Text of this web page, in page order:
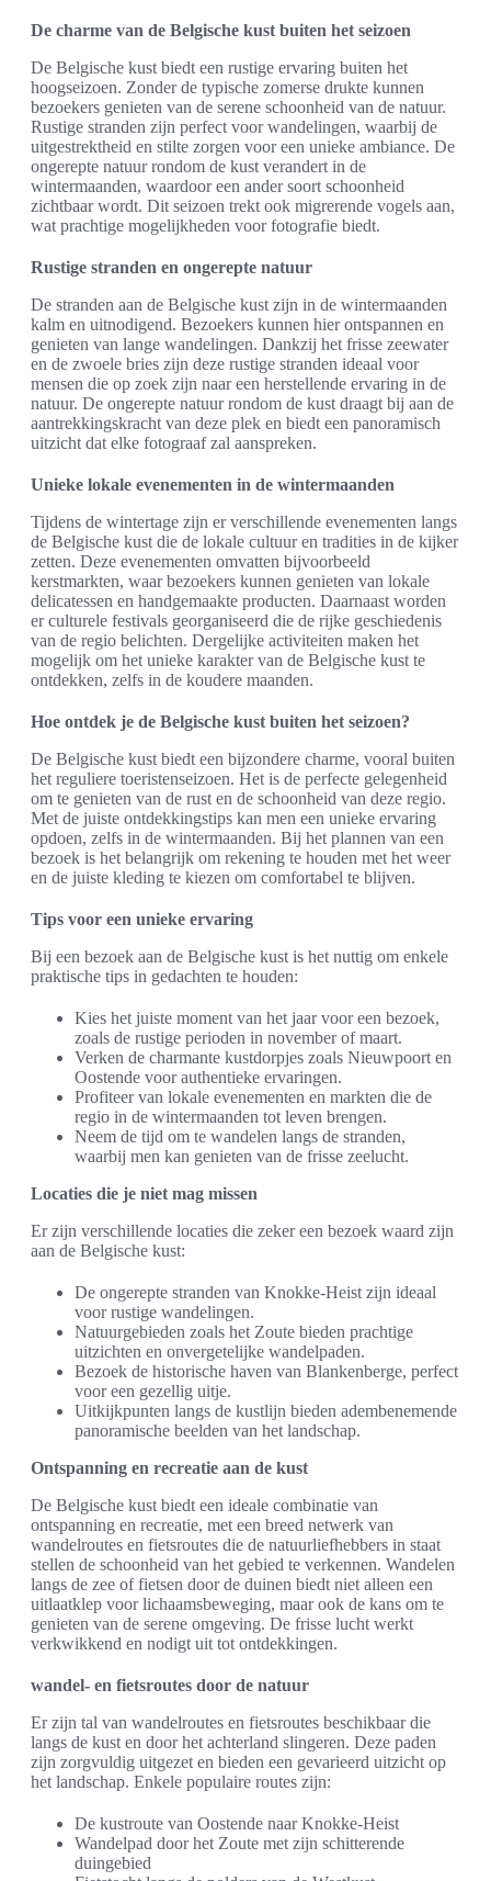
De charme van de Belgische kust buiten het seizoen
De Belgische kust biedt een rustige ervaring buiten het
hoogseizoen. Zonder de typische zomerse drukte kunnen
bezoekers genieten van de serene schoonheid van de natuur.
Rustige stranden zijn perfect voor wandelingen, waarbij de
uitgestrektheid en stilte zorgen voor een unieke ambiance. De
ongerepte natuur rondom de kust verandert in de
wintermaanden, waardoor een ander soort schoonheid
zichtbaar wordt. Dit seizoen trekt ook migrerende vogels aan,
wat prachtige mogelijkheden voor fotografie biedt.
Rustige stranden en ongerepte natuur
De stranden aan de Belgische kust zijn in de wintermaanden
kalm en uitnodigend. Bezoekers kunnen hier ontspannen en
genieten van lange wandelingen. Dankzij het frisse zeewater
en de zwoele bries zijn deze rustige stranden ideaal voor
mensen die op zoek zijn naar een herstellende ervaring in de
natuur. De ongerepte natuur rondom de kust draagt bij aan de
aantrekkingskracht van deze plek en biedt een panoramisch
uitzicht dat elke fotograaf zal aanspreken.
Unieke lokale evenementen in de wintermaanden
Tijdens de wintertage zijn er verschillende evenementen langs
de Belgische kust die de lokale cultuur en tradities in de kijker
zetten. Deze evenementen omvatten bijvoorbeeld
kerstmarkten, waar bezoekers kunnen genieten van lokale
delicatessen en handgemaakte producten. Daarnaast worden
er culturele festivals georganiseerd die de rijke geschiedenis
van de regio belichten. Dergelijke activiteiten maken het
mogelijk om het unieke karakter van de Belgische kust te
ontdekken, zelfs in de koudere maanden.
Hoe ontdek je de Belgische kust buiten het seizoen?
De Belgische kust biedt een bijzondere charme, vooral buiten
het reguliere toeristenseizoen. Het is de perfecte gelegenheid
om te genieten van de rust en de schoonheid van deze regio.
Met de juiste ontdekkingstips kan men een unieke ervaring
opdoen, zelfs in de wintermaanden. Bij het plannen van een
bezoek is het belangrijk om rekening te houden met het weer
en de juiste kleding te kiezen om comfortabel te blijven.
Tips voor een unieke ervaring
Bij een bezoek aan de Belgische kust is het nuttig om enkele
praktische tips in gedachten te houden:
Kies het juiste moment van het jaar voor een bezoek,
zoals de rustige perioden in november of maart.
Verken de charmante kustdorpjes zoals Nieuwpoort en
Oostende voor authentieke ervaringen.
Profiteer van lokale evenementen en markten die de
regio in de wintermaanden tot leven brengen.
Neem de tijd om te wandelen langs de stranden,
waarbij men kan genieten van de frisse zeelucht.
Locaties die je niet mag missen
Er zijn verschillende locaties die zeker een bezoek waard zijn
aan de Belgische kust:
De ongerepte stranden van Knokke-Heist zijn ideaal
voor rustige wandelingen.
Natuurgebieden zoals het Zoute bieden prachtige
uitzichten en onvergetelijke wandelpaden.
Bezoek de historische haven van Blankenberge, perfect
voor een gezellig uitje.
Uitkijkpunten langs de kustlijn bieden adembenemende
panoramische beelden van het landschap.
Ontspanning en recreatie aan de kust
De Belgische kust biedt een ideale combinatie van
ontspanning en recreatie, met een breed netwerk van
wandelroutes en fietsroutes die de natuurliefhebbers in staat
stellen de schoonheid van het gebied te verkennen. Wandelen
langs de zee of fietsen door de duinen biedt niet alleen een
uitlaatklep voor lichaamsbeweging, maar ook de kans om te
genieten van de serene omgeving. De frisse lucht werkt
verkwikkend en nodigt uit tot ontdekkingen.
wandel- en fietsroutes door de natuur
Er zijn tal van wandelroutes en fietsroutes beschikbaar die
langs de kust en door het achterland slingeren. Deze paden
zijn zorgvuldig uitgezet en bieden een gevarieerd uitzicht op
het landschap. Enkele populaire routes zijn:
De kustroute van Oostende naar Knokke-Heist
Wandelpad door het Zoute met zijn schitterende
duingebied